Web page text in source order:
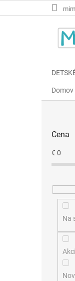
na
Domov
Cena
€ 0
Na